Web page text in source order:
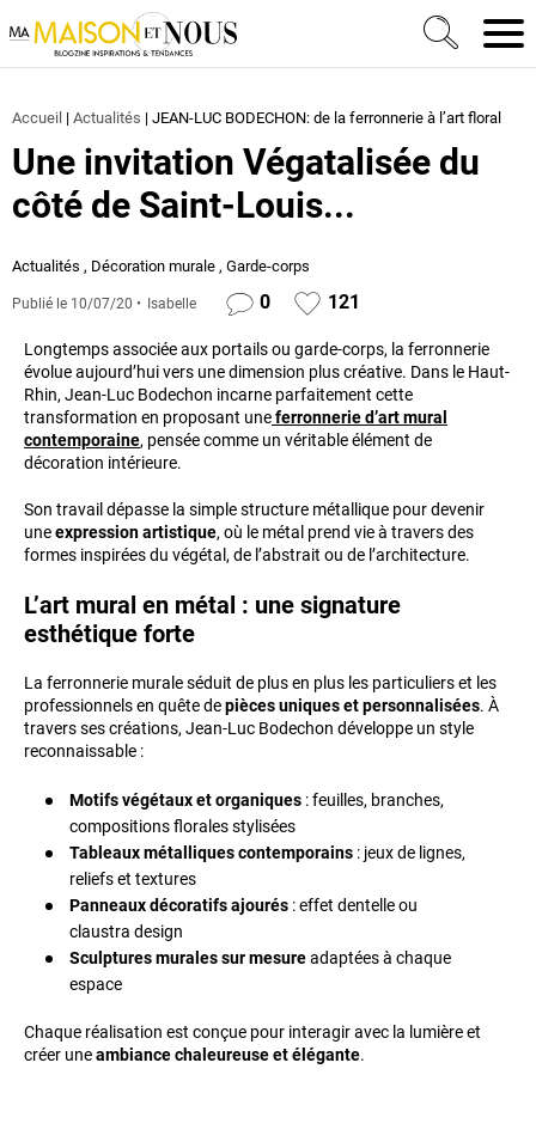
Ma Maison et Nous Construction, rénovation &
Accueil | Actualités | JEAN-LUC BODECHON: de la ferronnerie à l’art floral
Une invitation Végatalisée du
côté de Saint-Louis...
Actualités , Décoration murale , Garde-corps
Publié le 10/07/20 Isabelle 0 121
Longtemps associée aux portails ou garde-corps, la ferronnerie
évolue aujourd’hui vers une dimension plus créative. Dans le Haut-
Rhin, Jean‑Luc Bodechon incarne parfaitement cette
transformation en proposant uneferronnerie d’art mural
contemporaine, pensée comme un véritable élément de
décoration intérieure.
Son travail dépasse la simple structure métallique pour devenir
uneexpression artistique, où le métal prend vie à travers des
formes inspirées du végétal, de l’abstrait ou de l’architecture.
L’art mural en métal : une signature
esthétique forte
La ferronnerie murale séduit de plus en plus les particuliers et les
professionnels en quête depièces uniques et personnalisées. À
travers ses créations, Jean‑Luc Bodechon développe un style
reconnaissable :
Motifs végétaux et organiques : feuilles, branches,
compositions florales stylisées
Tableaux métalliques contemporains : jeux de lignes,
reliefs et textures
Panneaux décoratifs ajourés : effet dentelle ou
claustra design
Sculptures murales sur mesureadaptées à chaque
espace
Chaque réalisation est conçue pour interagir avec la lumière et
créer uneambiance chaleureuse et élégante.